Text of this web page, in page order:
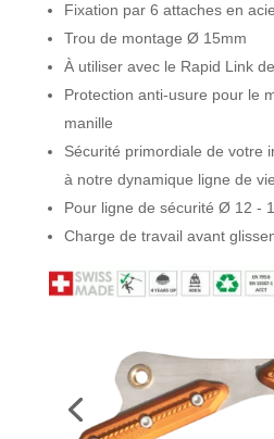
Fixation par 6 attaches en
Trou de montage Ø 15mm
À utiliser avec le Rapid Link
Protection anti-usure pour le
manille
Sécurité primordiale de votre
à notre dynamique ligne de
Pour ligne de sécurité Ø 12 -
Charge de travail avant